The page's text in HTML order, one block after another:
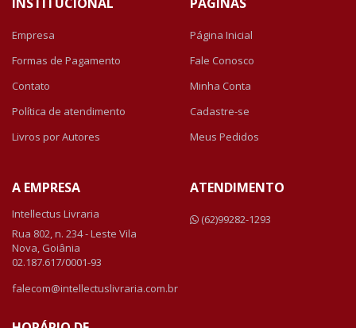
Empresa
Formas de Pagamento
Contato
Política de atendimento
Livros por Autores
Página Inicial
Fale Conosco
Minha Conta
Cadastre-se
Meus Pedidos
A EMPRESA
Intellectus Livraria
Rua 802, n. 234 - Leste Vila
Nova, Goiânia
02.187.617/0001-93
falecom@intellectuslivraria.com.br
ATENDIMENTO
(62)99282-1293